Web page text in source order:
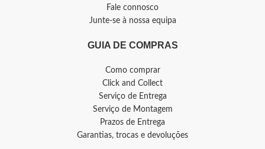
Fale connosco
Junte-se à nossa equipa
GUIA DE COMPRAS
Como comprar
Click and Collect
Serviço de Entrega
Serviço de Montagem
Prazos de Entrega
Garantias, trocas e devoluções